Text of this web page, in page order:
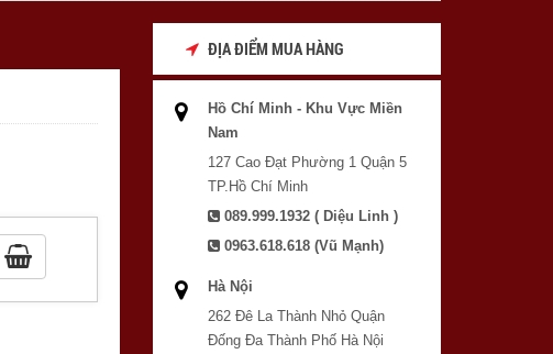
ĐỊA ĐIỂM MUA HÀNG
Hồ Chí Minh - Khu Vực Miền
Nam
127 Cao Đạt Phường 1 Quận 5
TP.Hồ Chí Minh
089.999.1932 ( Diệu Linh )
0963.618.618 (Vũ Mạnh)
Hà Nội
262 Đê La Thành Nhỏ Quận
Đống Đa Thành Phố Hà Nội